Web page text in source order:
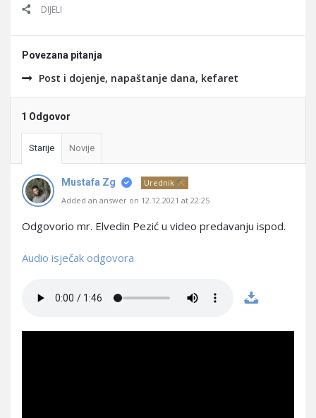
DIJELI
Povezana pitanja
Post i dojenje, napaštanje dana, kefaret
1 Odgovor
Starije Novije
Mustafa Zg
Urednik
Added an answer on 12.12.2021 at 22:25
Odgovorio mr. Elvedin Pezić u video predavanju ispod.
Audio isječak odgovora